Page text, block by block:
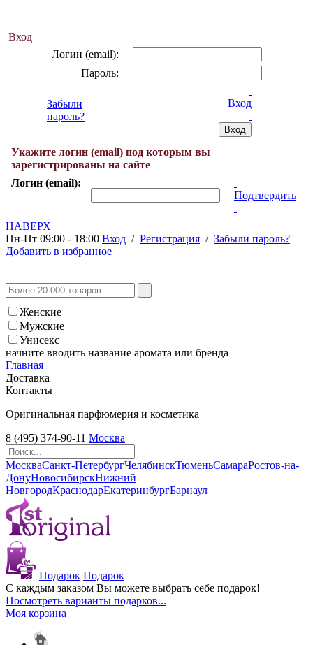
Вход
Логин (email):
Пароль:
Забыли
пароль?
Вход
Укажите логин (email) под которым вы
зарегистрированы на сайте
Логин (email):
Подтвердить
НАВЕРХ
Пн-Пт 09:00 - 18:00 Вход / Регистрация / Забыли пароль?
Добавить в избранное
Женские
Мужские
Унисекс
начните вводить название аромата или бренда
Главная
Доставка
Контакты
Оригинальная парфюмерия и косметика
8 (495) 374-90-11 Москва
МоскваСанкт-ПетербургЧелябинскТюменьСамараРостов-на-
ДонуНовосибирскНижний
НовгородКраснодарЕкатеринбургБарнаул
Подарок Подарок
С каждым заказом Вы можете выбрать себе подарок!
Посмотреть варианты подарков...
Моя корзина